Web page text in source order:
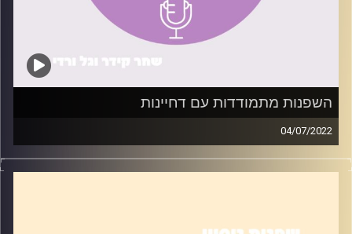
השפנות מתמודדות עם דחיינות
04/07/2022
לכולנו יש המון משימות לעשות – ואפס מוטיבציה לסיים אותן.
בפרק הזה ניסינו את הטיפים שעזרו לנו (או לא) להתמודד עם